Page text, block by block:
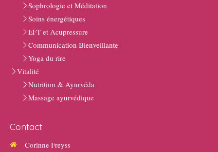
Sophrologie et Méditation
Soins énergétiques
EFT et Acupressure
Communication Bienveillante
Yoga du rire
Vitalité
Nutrition & Ayurvéda
Massage ayurvédique
Contact
Corinne Freyss